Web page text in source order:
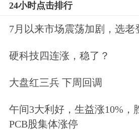
现货黄金直线拉升涨逾
美元/盎司。
24小时点击排行
7月以来市场震荡加剧，选老
硬科技四连涨，稳了？
大盘红三兵 下周回调
午间3大利好，生益涨10%，
PCB股集体涨停